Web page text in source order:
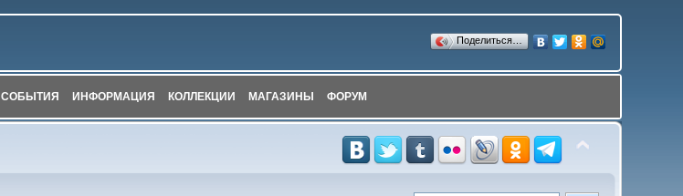
Поделиться…
СОБЫТИЯ ИНФОРМАЦИЯ КОЛЛЕКЦИИ МАГАЗИНЫ ФОРУМ